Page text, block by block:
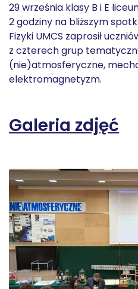
29 września klasy B i E
2 godziny na bliższym
Fizyki UMCS zaprosił
z czterech grup
(nie)atmosferyczne,
elektromagnetyzm.
Galeria zdjęć